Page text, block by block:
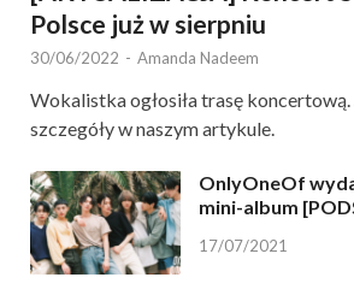
Polsce już w sierpniu
30/06/2022 - Amanda Nadeem
Wokalistka ogłosiła trasę
szczegóły w naszym artykule.
OnlyOneOf
mini-album
17/07/2021